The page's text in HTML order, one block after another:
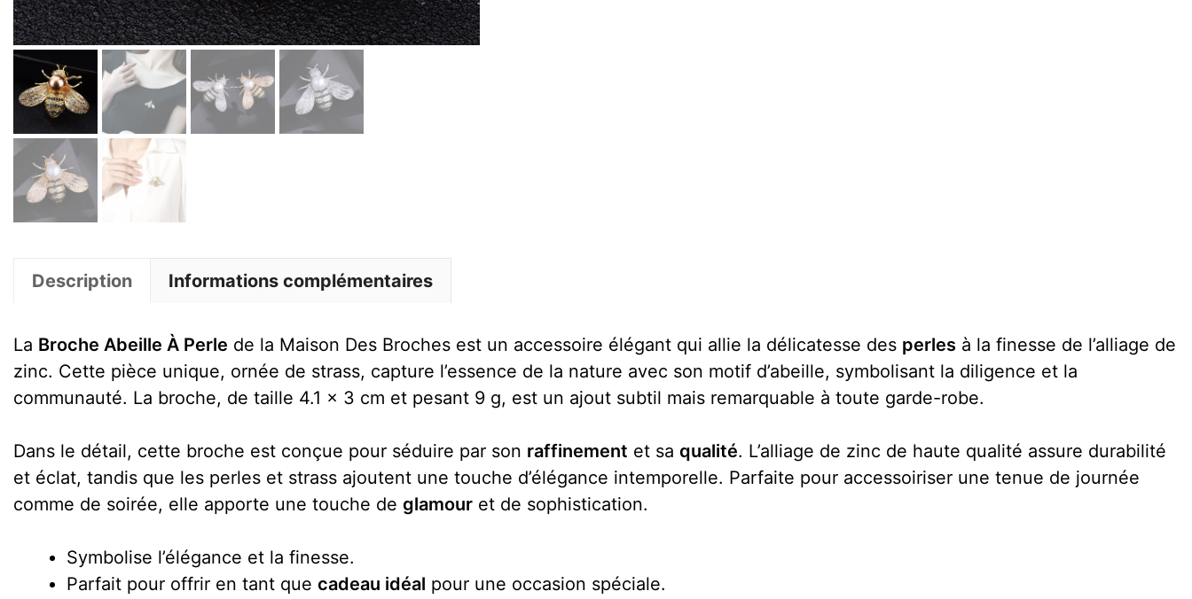
Description Informations complémentaires
La Broche Abeille À Perle de la Maison Des Broches est un accessoire élégant qui allie la délicatesse des perles à la finesse de l’alliage de
zinc. Cette pièce unique, ornée de strass, capture l’essence de la nature avec son motif d’abeille, symbolisant la diligence et la
communauté. La broche, de taille 4.1 x 3 cm et pesant 9 g, est un ajout subtil mais remarquable à toute garde-robe.
Dans le détail, cette broche est conçue pour séduire par son raffinement et sa qualité. L’alliage de zinc de haute qualité assure durabilité
et éclat, tandis que les perles et strass ajoutent une touche d’élégance intemporelle. Parfaite pour accessoiriser une tenue de journée
comme de soirée, elle apporte une touche de glamour et de sophistication.
Symbolise l’élégance et la finesse.
Parfait pour offrir en tant que cadeau idéal pour une occasion spéciale.